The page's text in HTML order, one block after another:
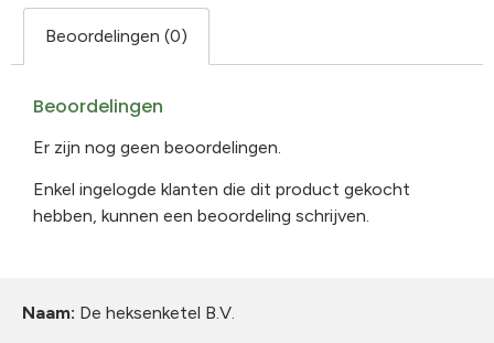
Beoordelingen (0)
Beoordelingen
Er zijn nog geen beoordelingen.
Enkel ingelogde klanten die dit product gekocht
hebben, kunnen een beoordeling schrijven.
Naam: De heksenketel B.V.